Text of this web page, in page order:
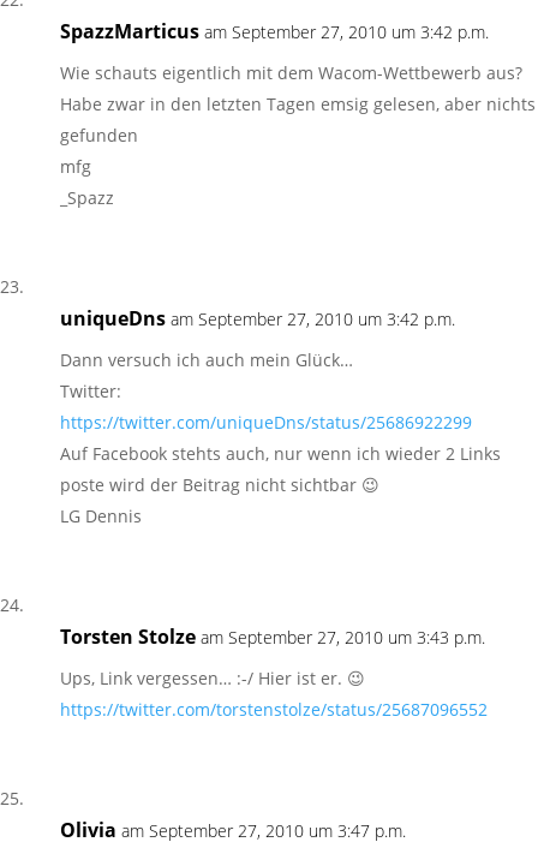
SpazzMarticus am September 27, 2010 um 3:42 p.m.
Wie schauts eigentlich mit dem Wacom-Wettbewerb aus?
Habe zwar in den letzten Tagen emsig gelesen, aber nichts
gefunden
mfg
_Spazz
uniqueDns am September 27, 2010 um 3:42 p.m.
Dann versuch ich auch mein Glück…
Twitter:
https://twitter.com/uniqueDns/status/25686922299
Auf Facebook stehts auch, nur wenn ich wieder 2 Links
poste wird der Beitrag nicht sichtbar 😉
LG Dennis
Torsten Stolze am September 27, 2010 um 3:43 p.m.
Ups, Link vergessen… :-/ Hier ist er. 😉
https://twitter.com/torstenstolze/status/25687096552
Olivia am September 27, 2010 um 3:47 p.m.